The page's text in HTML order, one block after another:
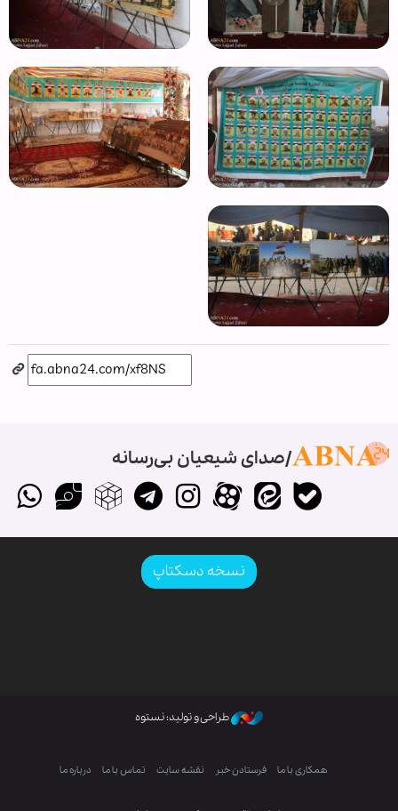
صدای شیعیان بی‌رسانه
نسخه دسکتاپ
طراحی و تولید: نستوه
همکاری با ما فرستادن خبر نقشه سایت تماس با ما درباره ما